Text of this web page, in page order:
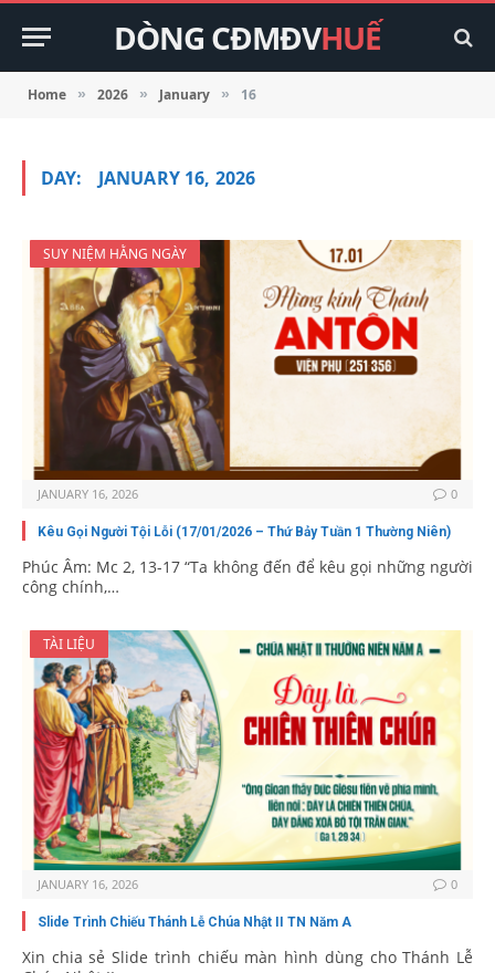
DÒNG CĐMĐVHUẾ
Home » 2026 » January » 16
DAY: JANUARY 16, 2026
SUY NIỆM HẰNG NGÀY
JANUARY 16, 2026 0
Kêu Gọi Người Tội Lỗi (17/01/2026 – Thứ Bảy Tuần 1 Thường Niên)
Phúc Âm: Mc 2, 13-17 “Ta không đến để kêu gọi những người
công chính,…
TÀI LIỆU
JANUARY 16, 2026 0
Slide Trình Chiếu Thánh Lễ Chúa Nhật II TN Năm A
Xin chia sẻ Slide trình chiếu màn hình dùng cho Thánh Lễ